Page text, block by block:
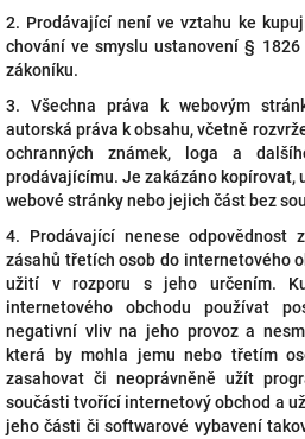
2. Prodávající není ve vztahu ke
chování ve smyslu ustanovení §
zákoníku.
3. Všechna práva k webovým
autorská práva k obsahu, včetně
ochranných známek, loga a
prodávajícímu. Je zakázáno kopírovat,
webové stránky nebo jejich část bez
4. Prodávající nenese odpovědnost
zásahů třetích osob do internetového
užití v rozporu s jeho určením.
internetového obchodu používat
negativní vliv na jeho provoz a
která by mohla jemu nebo třetím
zasahovat či neoprávněně užít
součásti tvořící internetový obchod a
jeho části či softwarové vybavení